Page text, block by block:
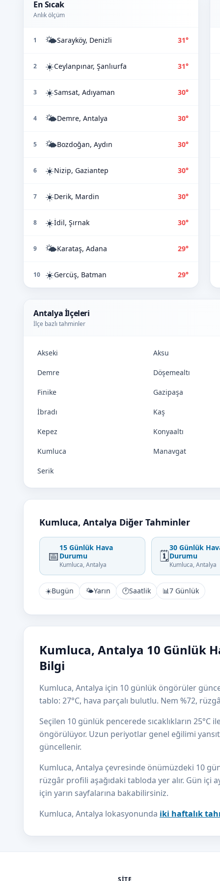
En Sıcak
Anlık ölçüm
1 🌤️Sarayköy, Denizli 31°
2 ☀️Ceylanpınar, Şanlıurfa 31°
3 ☀️Samsat, Adıyaman 30°
4 🌤️Demre, Antalya 30°
5 🌤️Bozdoğan, Aydın 30°
6 ☀️Nizip, Gaziantep 30°
7 ☀️Derik, Mardin 30°
8 ☀️İdil, Şırnak 30°
9 🌤️Karataş, Adana 29°
10 ☀️Gercüş, Batman 29°
Antalya İlçeleri
İlçe bazlı tahminler
Akseki Aksu
Demre Döşemealtı
Finike Gazipaşa
İbradı Kaş
Kepez Konyaaltı
Kumluca Manavgat
Serik
Kumluca, Antalya Diğer Tahminler
📅
15 Günlük Hava
Durumu
Kumluca, Antalya
🗓️
30 Günlük
Durumu
Kumluca, Antalya
☀️Bugün 🌤️Yarın 🕐Saatlik 📊7 Günlük
Kumluca, Antalya 10 Günlük
Bilgi
Kumluca, Antalya için 10 günlük öngörüler
tablo: 27°C, hava parçalı bulutlu. Nem %72,
Seçilen 10 günlük pencerede sıcaklıkların 25°C
öngörülüyor. Uzun periyotlar genel eğilimi
güncellenir.
Kumluca, Antalya çevresinde önümüzdeki 10
rüzgâr profili aşağıdaki tabloda yer alır. Gün içi
için yarın sayfalarına bakabilirsiniz.
Kumluca, Antalya lokasyonunda iki haftalık
SITE